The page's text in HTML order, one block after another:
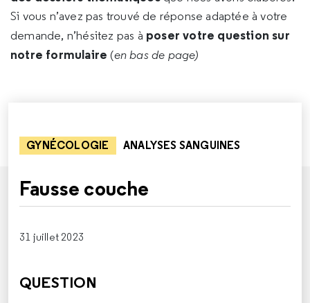
Si vous n’avez pas trouvé de réponse adaptée à votre
demande, n’hésitez pas à poser votre question sur
notre formulaire (en bas de page)
GYNÉCOLOGIE ANALYSES SANGUINES
Fausse couche
31 juillet 2023
QUESTION